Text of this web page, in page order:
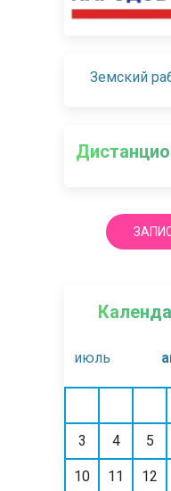
Земский
июль
3 4 5
10 11 12